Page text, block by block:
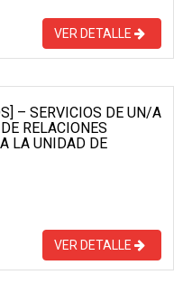
VER DETALLE
– SERVICIOS DE UN/A
RELACIONES
LA UNIDAD DE
VER DETALLE